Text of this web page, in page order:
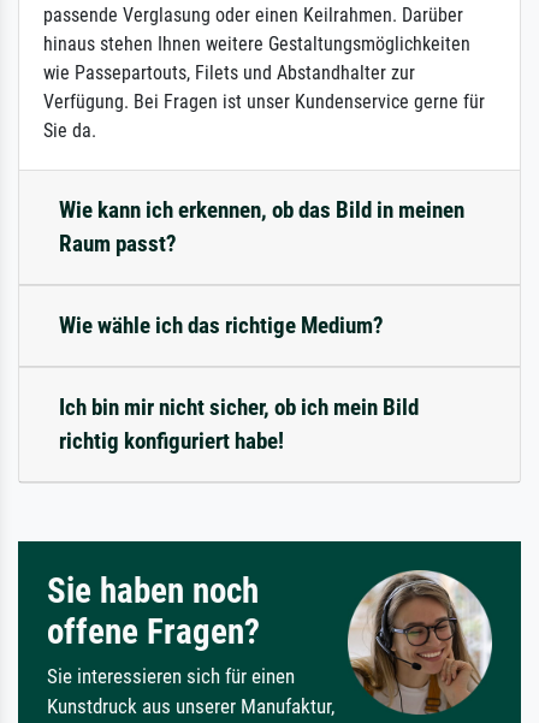
passende Verglasung oder einen Keilrahmen. Darüber
hinaus stehen Ihnen weitere Gestaltungsmöglichkeiten
wie Passepartouts, Filets und Abstandhalter zur
Verfügung. Bei Fragen ist unser Kundenservice gerne für
Sie da.
Wie kann ich erkennen, ob das Bild in meinen
Raum passt?
Wie wähle ich das richtige Medium?
Ich bin mir nicht sicher, ob ich mein Bild
richtig konfiguriert habe!
Sie haben noch
offene Fragen?
Sie interessieren sich für einen
Kunstdruck aus unserer Manufaktur,